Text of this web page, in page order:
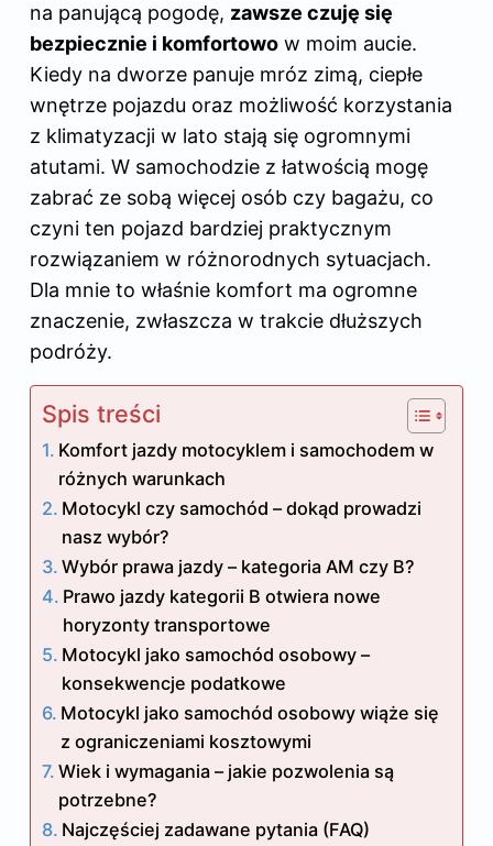
na panującą pogodę, zawsze czuję się
bezpiecznie i komfortowo w moim aucie.
Kiedy na dworze panuje mróz zimą, ciepłe
wnętrze pojazdu oraz możliwość korzystania
z klimatyzacji w lato stają się ogromnymi
atutami. W samochodzie z łatwością mogę
zabrać ze sobą więcej osób czy bagażu, co
czyni ten pojazd bardziej praktycznym
rozwiązaniem w różnorodnych sytuacjach.
Dla mnie to właśnie komfort ma ogromne
znaczenie, zwłaszcza w trakcie dłuższych
podróży.
Spis treści
Komfort jazdy motocyklem i samochodem w
różnych warunkach
Motocykl czy samochód – dokąd prowadzi
nasz wybór?
Wybór prawa jazdy – kategoria AM czy B?
Prawo jazdy kategorii B otwiera nowe
horyzonty transportowe
Motocykl jako samochód osobowy –
konsekwencje podatkowe
Motocykl jako samochód osobowy wiąże się
z ograniczeniami kosztowymi
Wiek i wymagania – jakie pozwolenia są
potrzebne?
Najczęściej zadawane pytania (FAQ)